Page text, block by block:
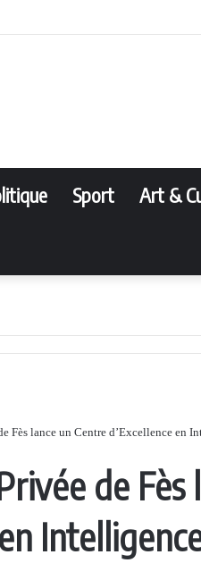
Sport Art &
Fès lance un Centre d’Excellence en
de
en